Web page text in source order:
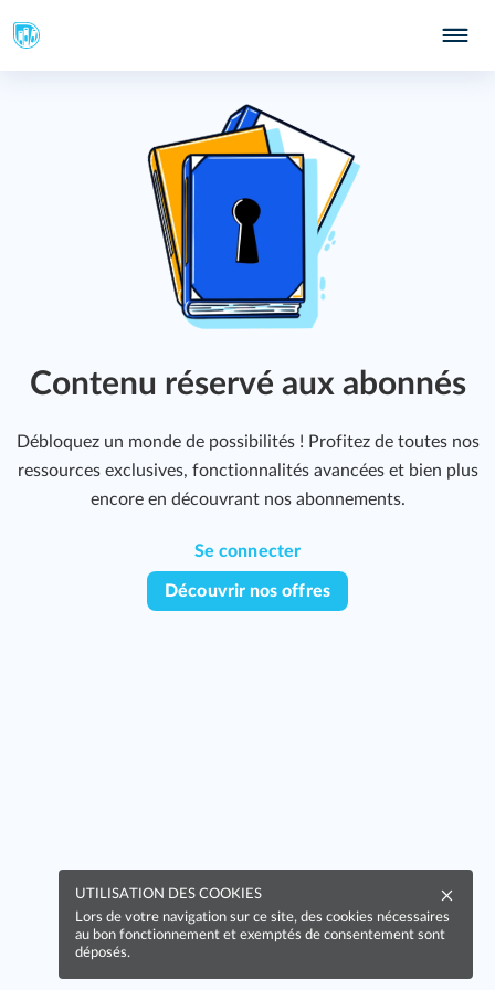
Contenu réservé aux abonnés
Débloquez un monde de possibilités ! Profitez de toutes nos
ressources exclusives, fonctionnalités avancées et bien plus
encore en découvrant nos abonnements.
Se connecter
Découvrir nos offres
UTILISATION DES COOKIES
Lors de votre navigation sur ce site, des cookies nécessaires
au bon fonctionnement et exemptés de consentement sont
déposés.